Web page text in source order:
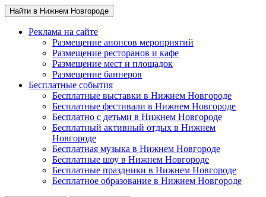
Найти в Нижнем Новгороде
Реклама на сайте
Размещение анонсов мероприятий
Размещение ресторанов и кафе
Размещение мест и площадок
Размещение баннеров
Бесплатные события
Бесплатные выставки в Нижнем Новгороде
Бесплатные фестивали в Нижнем Новгороде
Бесплатно с детьми в Нижнем Новгороде
Бесплатный активный отдых в Нижнем
Новгороде
Бесплатная музыка в Нижнем Новгороде
Бесплатные шоу в Нижнем Новгороде
Бесплатные праздники в Нижнем Новгороде
Бесплатное образование в Нижнем Новгороде